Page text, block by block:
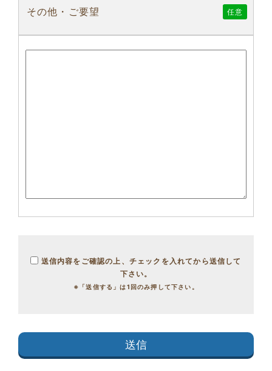
その他・ご要望 任意
送信内容をご確認の上、チェックを入れてから送信して
下さい。
※「送信する」は1回のみ押して下さい。